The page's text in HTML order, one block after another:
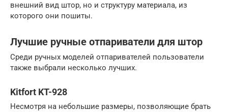
внешний вид штор, но и структуру материала, из
которого они пошиты.
Лучшие ручные отпариватели для штор
Среди ручных моделей отпаривателей пользователи
также выбрали несколько лучших.
Kitfort KT-928
Несмотря на небольшие размеры, позволяющие брать